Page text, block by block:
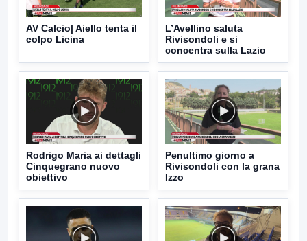
AV Calcio| Aiello tenta il
colpo Licina
L’Avellino saluta
Rivisondoli e si
concentra sulla Lazio
Rodrigo Maria ai dettagli
Cinquegrano nuovo
obiettivo
Penultimo giorno a
Rivisondoli con la grana
Izzo